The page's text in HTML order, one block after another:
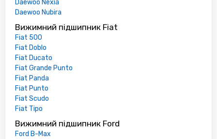
Daewoo Nexia
Daewoo Nubira
Вижимний підшипник Fiat
Fiat 500
Fiat Doblo
Fiat Ducato
Fiat Grande Punto
Fiat Panda
Fiat Punto
Fiat Scudo
Fiat Tipo
Вижимний підшипник Ford
Ford B-Max